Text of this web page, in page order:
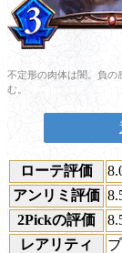
不定形の肉体は闇。負の
む。
ローテ評価
アンリミ評価
2Pickの評価
レアリティ